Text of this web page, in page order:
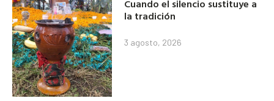
Cuando el silencio sustituye a
la tradición
3 agosto, 2026